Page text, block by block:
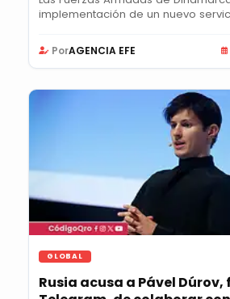
implementación de un nuevo
PorAGENCIA EFE
GLOBAL
Rusia acusa a Pável